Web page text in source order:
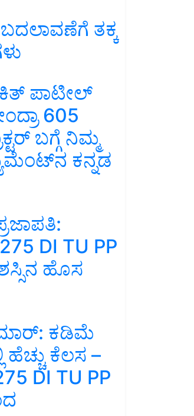
ತಕ್ಕ
ಪಾಟೀಲ್
605
ಬಗ್ಗೆ ನಿಮ್ಮ
ಕನ್ನಡ
DI TU PP
ಹೊಸ
ಕಡಿಮೆ
ಕೆಲಸ –
DI TU PP